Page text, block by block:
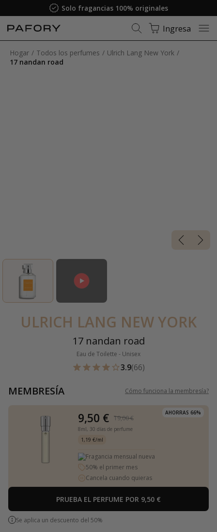
Solo fragancias 100% originales
Ingresa
Hogar Todos los perfumes
Ulrich Lang New York
17 nandan road
ULRICH LANG NEW YORK
17 nandan road
Eau de Toilette - Unisex
3.9(66)
MEMBRESÍA Cómo funciona la membresía?
AHORRAS 66%
9,50 € 19,00 €
8ml, 30 días de perfume
1,19 €/ml
Fragancia mensual nueva
50% el primer mes
Cancela cuando quieras
PRUEBA EL PERFUME POR 9,50 €
Se aplica un descuento del 50%